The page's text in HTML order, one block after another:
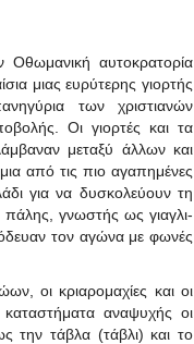
αυτοκρατορία
μιας ευρύτερης γιορτής
των χριστιανών
Οι γιορτές και τα
μεταξύ άλλων και
από τις πιο αγαπημένες
για να δυσκολεύουν τη
πάλης, γνωστής ως γιαγλι-
τον αγώνα με φωνές
οι κριαρομαχίες και οι
αναψυχής οι
την τάβλα (τάβλι) και το